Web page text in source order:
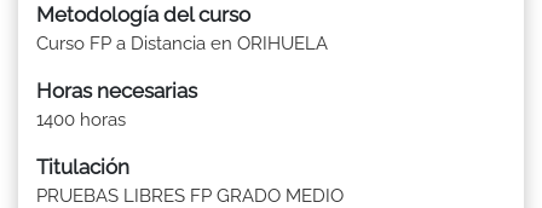
Metodología del curso
Curso FP a Distancia en ORIHUELA
Horas necesarias
1400 horas
Titulación
PRUEBAS LIBRES FP GRADO MEDIO